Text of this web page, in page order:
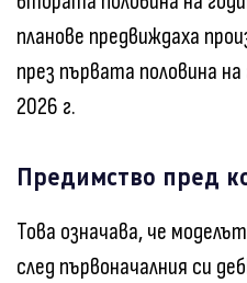
планове предвиждаха
през първата половина
2026 г.
Предимство пред
Това означава, че
след първоначалния си